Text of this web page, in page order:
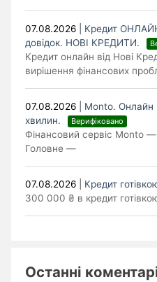
07.08.2026
Кредит
довідок. НОВІ КРЕДИТИ.
Кредит онлайн від Нові
вирішення фінансових
07.08.2026
Monto. Онлайн
хвилин.
Верифіковано
Фінансовий сервіс Monto
Головне —
07.08.2026 Кредит
300 000 ₴ в кредит
Останні